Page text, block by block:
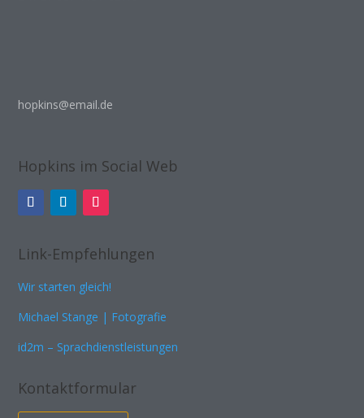
hopkins@email.de
Hopkins im Social Web
Link-Empfehlungen
Wir starten gleich!
Michael Stange | Fotografie
id2m – Sprachdienstleistungen
Kontaktformular